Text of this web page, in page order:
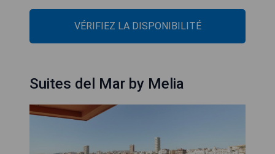
VÉRIFIEZ LA DISPONIBILITÉ
Suites del Mar by Melia